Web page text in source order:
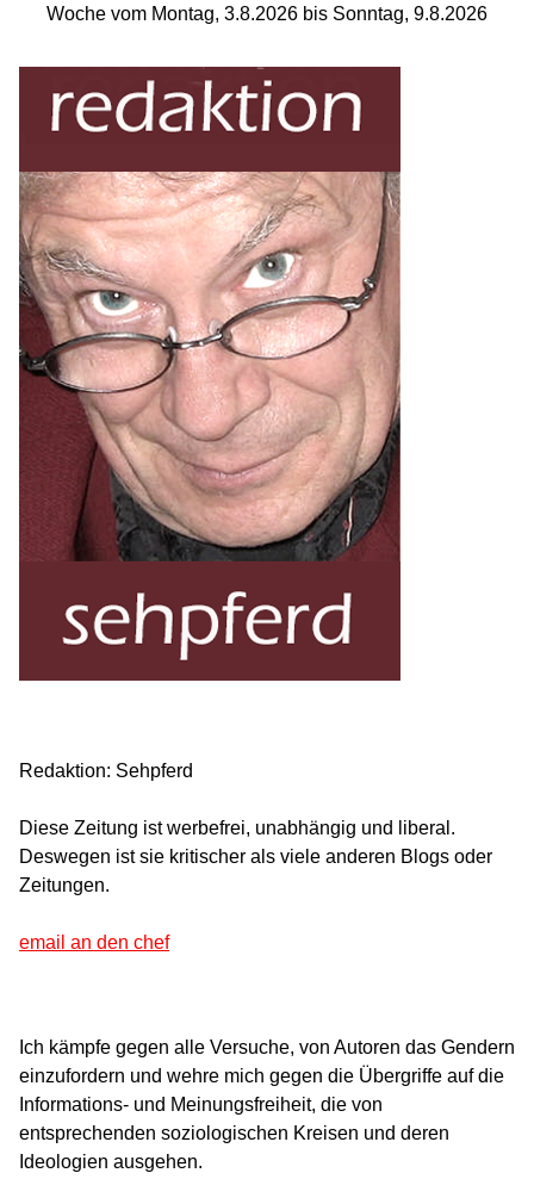
Woche vom Montag, 3.8.2026 bis Sonntag, 9.8.2026
Redaktion: Sehpferd
Diese Zeitung ist werbefrei, unabhängig und liberal.
Deswegen ist sie kritischer als viele anderen Blogs oder
Zeitungen.
email an den chef
Ich kämpfe gegen alle Versuche, von Autoren das Gendern
einzufordern und wehre mich gegen die Übergriffe auf die
Informations- und Meinungsfreiheit, die von
entsprechenden soziologischen Kreisen und deren
Ideologien ausgehen.